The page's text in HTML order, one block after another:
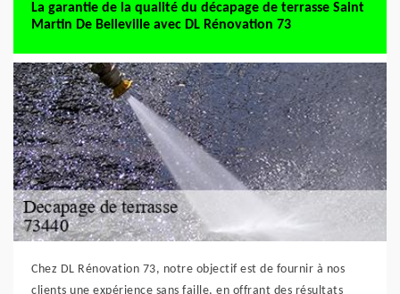
La garantie de la qualité du décapage de terrasse Saint
Martin De Belleville avec DL Rénovation 73
Chez DL Rénovation 73, notre objectif est de fournir à nos
clients une expérience sans faille, en offrant des résultats